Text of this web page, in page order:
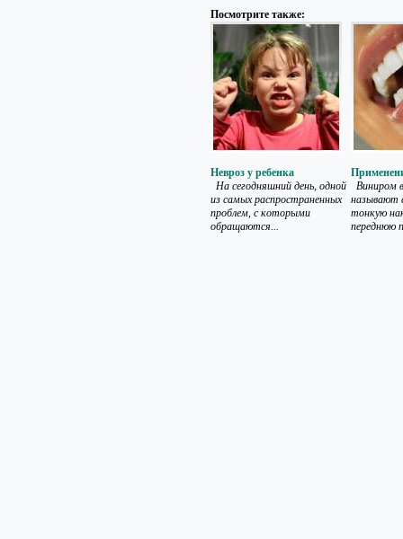
Посмотрите также:
Невроз у ребенка
На сегодняшний день, одной
из самых распространенных
проблем, с которыми
обращаются...
Виниром
называют
тонкую
переднюю